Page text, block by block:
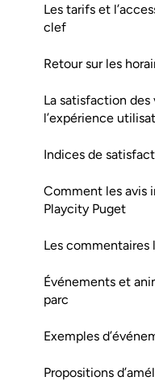
Les tarifs et
clef
Retour sur les
La satisfaction
l’expérience
Indices de
Comment les avis
Playcity Puget
Les commentaires
Événements et
parc
Exemples
Propositions